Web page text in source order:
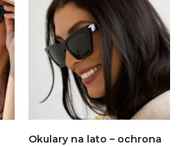
Okulary na lato – ochrona